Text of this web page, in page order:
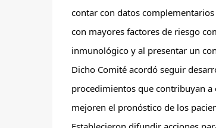
contar con datos
con mayores factores de riesgo
inmunológico y al presentar un
Dicho Comité acordó seguir
procedimientos que contribuyan
mejoren el pronóstico de los